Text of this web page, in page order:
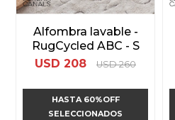
Alfombra lavable -
RugCycled ABC - S
USD 208 USD 260
HASTA 60%OFF
SELECCIONADOS